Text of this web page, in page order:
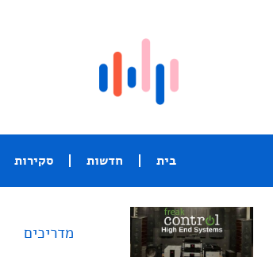
בית חדשות סקירות
מדריכים